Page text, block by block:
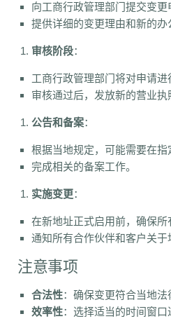
向工商行政管理部门提交变更
提供详细的变更理由和新的办
审核阶段：
工商行政管理部门将对申请进
审核通过后，发放新的营业执
公告和备案：
根据当地规定，可能需要在指
完成相关的备案工作。
实施变更：
在新地址正式启用前，确保所
通知所有合作伙伴和客户关于
注意事项
合法性：确保变更符合当地法
效率性：选择适当的时间窗